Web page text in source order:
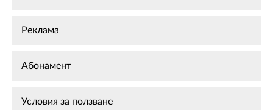
Реклама
Абонамент
Условия за ползване